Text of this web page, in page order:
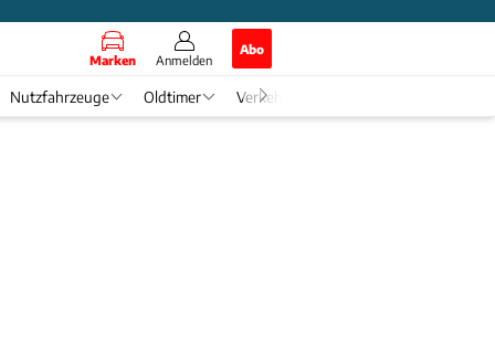
Marken Anmelden
Abo
Nutzfahrzeuge Oldtimer Verkehr